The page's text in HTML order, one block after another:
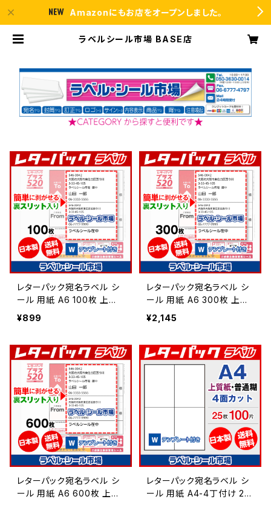
Amazonにもお店をオープンしました。
ラベルシール市場 BASE店
レターパック宛名ラベル シ
ール 用紙 A6 100枚 上質
紙【日本製】
¥899
レターパック宛名ラベル シ
ール 用紙 A6 300枚 上質
紙【日本製】
¥2,145
レターパック宛名ラベル シ
ール 用紙 A6 600枚 上質
レターパック宛名ラベル シ
ール 用紙 A4-4丁付け 25